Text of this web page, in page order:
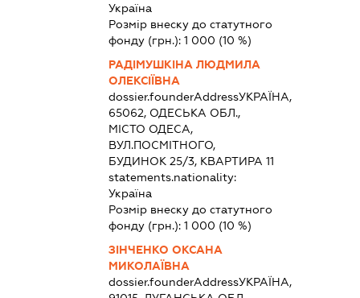
Україна
Розмір внеску до статутного
фонду (грн.): 1 000 (10 %)
РАДІМУШКІНА ЛЮДМИЛА
ОЛЕКСІЇВНА
dossier.founderAddressУКРАЇНА,
65062, ОДЕСЬКА ОБЛ.,
МІСТО ОДЕСА,
ВУЛ.ПОСМІТНОГО,
БУДИНОК 25/3, КВАРТИРА 11
statements.nationality:
Україна
Розмір внеску до статутного
фонду (грн.): 1 000 (10 %)
ЗІНЧЕНКО ОКСАНА
МИКОЛАЇВНА
dossier.founderAddressУКРАЇНА,